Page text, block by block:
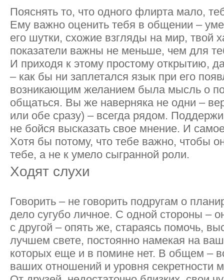
Пояснять то, что одного флирта мало,
Ему важно оценить тебя в общении –
его шутки, схожие взгляды на мир, твой
показатели важны не меньше, чем для
И приходя к этому простому открытию,
– как бы ни заплетался язык при его
возникающим желанием была мысль о
общаться. Вы же наверняка не одни –
или обе сразу) – всегда рядом.
не бойся высказать свое мнение. И
Хотя бы потому, что тебе важно, чтобы
тебе, а не к умело сыгранной роли.
Ходят слухи
Говорить – не говорить подругам о
дело сугубо личное. С одной стороны –
с другой – опять же, стараясь помочь,
лучшем свете, постоянно намекая на
которых еще и в помине нет. В общем –
ваших отношений и уровня секретности